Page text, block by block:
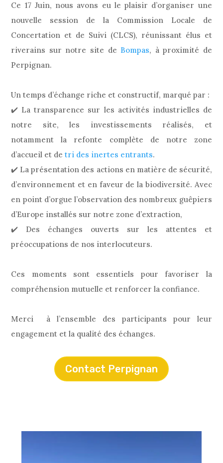
Ce 17 Juin, nous avons eu le plaisir d’organiser une
nouvelle session de la Commission Locale de
Concertation et de Suivi (CLCS), réunissant élus et
riverains sur notre site de Bompas, à proximité de
Perpignan.
Un temps d’échange riche et constructif, marqué par :
✔️ La transparence sur les activités industrielles de
notre site, les investissements réalisés, et
notamment la refonte complète de notre zone
d’accueil et detri des inertes entrants.
✔️ La présentation des actions en matière de sécurité,
d’environnement et en faveur de la biodiversité. Avec
en point d’orgue l’observation des nombreux guêpiers
d’Europe installés sur notre zone d’extraction,
✔️ Des échanges ouverts sur les attentes et
préoccupations de nos interlocuteurs.
Ces moments sont essentiels pour favoriser la
compréhension mutuelle et renforcer la confiance.
Merci à l’ensemble des participants pour leur
engagement et la qualité des échanges.
Contact Perpignan